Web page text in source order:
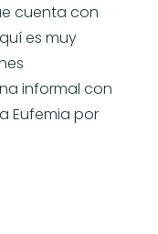
cuenta con
es muy
informal con
Eufemia por